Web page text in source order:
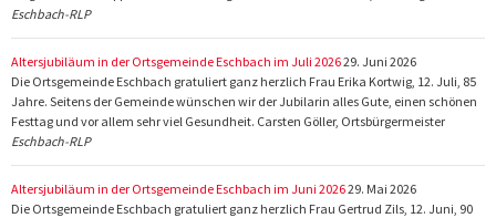
Eschbach-RLP
Altersjubiläum in der Ortsgemeinde Eschbach im Juli 202629. Juni 2026
Die Ortsgemeinde Eschbach gratuliert ganz herzlich Frau Erika Kortwig, 12. Juli, 85
Jahre. Seitens der Gemeinde wünschen wir der Jubilarin alles Gute, einen schönen
Festtag und vor allem sehr viel Gesundheit. Carsten Göller, Ortsbürgermeister
Eschbach-RLP
Altersjubiläum in der Ortsgemeinde Eschbach im Juni 202629. Mai 2026
Die Ortsgemeinde Eschbach gratuliert ganz herzlich Frau Gertrud Zils, 12. Juni, 90